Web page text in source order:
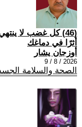
(46) كل غضب لا
أثرًا في دماغك
أوزجان يشار
2026 / 8 / 9
الصحة والسلامة